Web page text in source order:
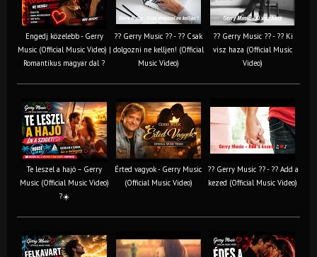
Engedj közelebb - Gerry
Music (Official Music Video) |
Romantikus magyar dal ?
?? Gerry Music ?? - ?? Csak
dolgozni ne kelljen! (Official
Music Video)
?? Gerry Music ?? - ?? Ki
visz haza (Official Music
Video)
Te leszel a hajó – Gerry
Music (Official Music Video)
?☀️
Érted vagyok - Gerry Music
(Official Music Video)
?? Gerry Music ?? - ?? Add a
kezed (Official Music Video)